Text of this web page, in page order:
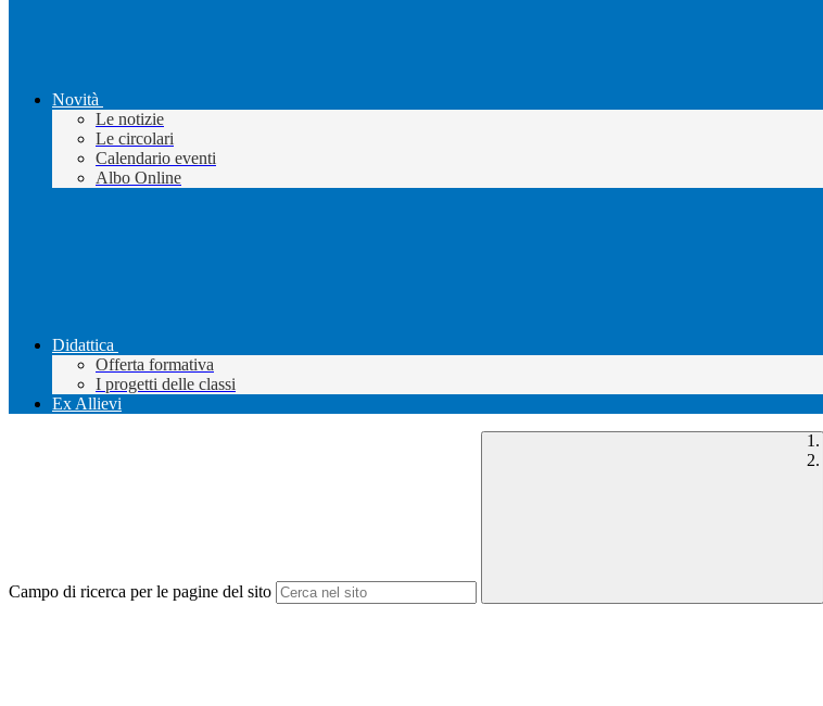
Novità
Le notizie
Le circolari
Calendario eventi
Albo Online
Didattica
Offerta formativa
I progetti delle classi
Ex Allievi
Campo di ricerca per le pagine del sito